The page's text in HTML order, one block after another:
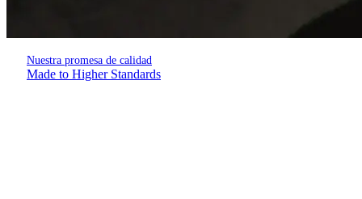
Nuestra promesa de calidad
Made to Higher Standards